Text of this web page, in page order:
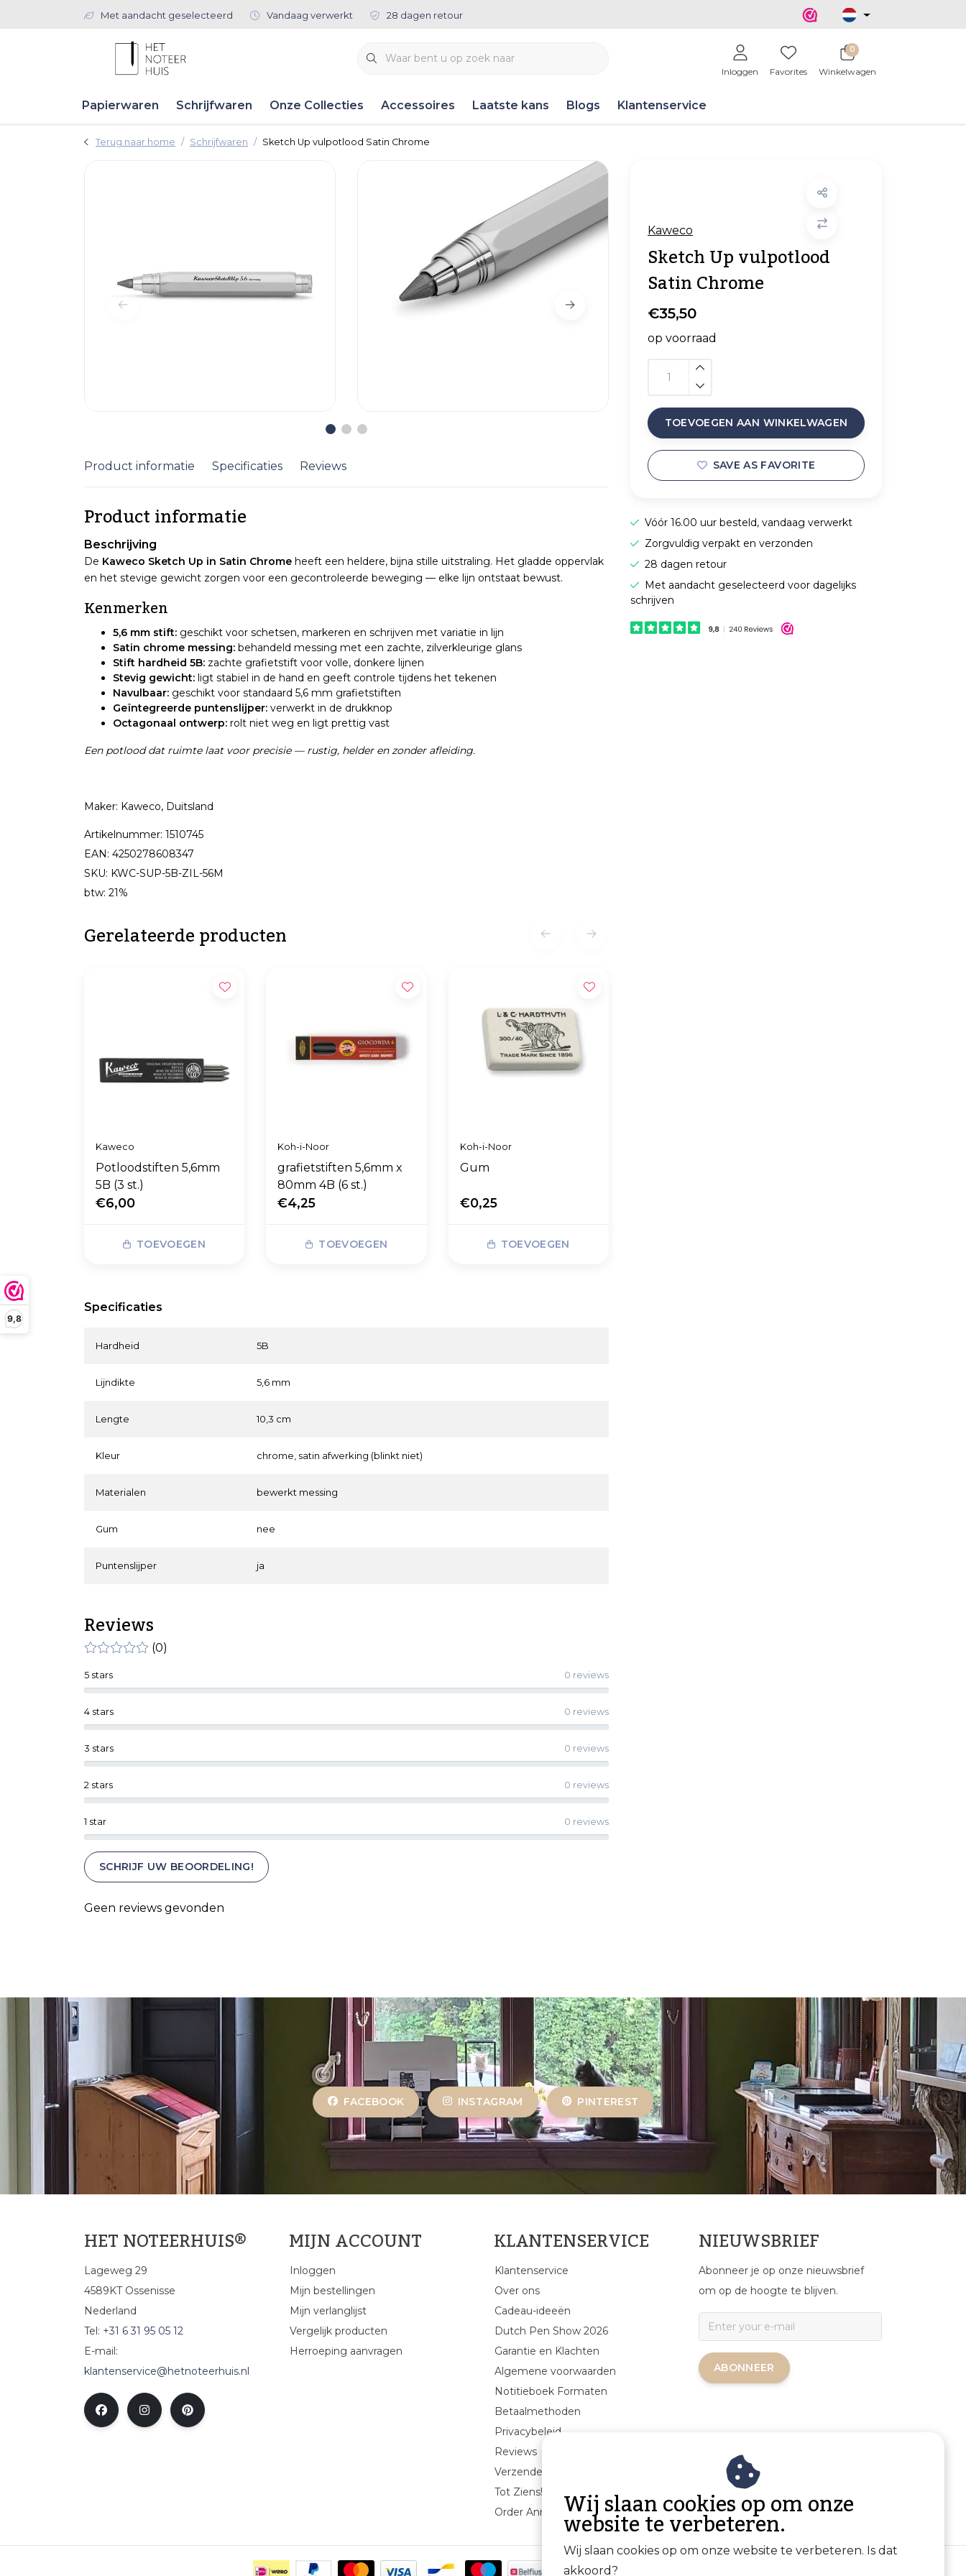
9,8
Met aandacht geselecteerd Vandaag verwerkt 28 dagen retour
Inloggen Favorites
0
Winkelwagen
Papierwaren Schrijfwaren Onze Collecties Accessoires Laatste kans Blogs Klantenservice
Terug naar home Schrijfwaren Sketch Up vulpotlood Satin Chrome
Kaweco
Sketch Up vulpotlood
Satin Chrome
€35,50
op voorraad
TOEVOEGEN AAN WINKELWAGEN
SAVE AS FAVORITE
Vóór 16.00 uur besteld, vandaag verwerkt
Zorgvuldig verpakt en verzonden
28 dagen retour
Met aandacht geselecteerd voor dagelijks
schrijven
Product informatie Specificaties Reviews
Product informatie
Beschrijving
De Kaweco Sketch Up in Satin Chrome heeft een heldere, bijna stille uitstraling. Het gladde oppervlak
en het stevige gewicht zorgen voor een gecontroleerde beweging — elke lijn ontstaat bewust.
Kenmerken
5,6 mm stift: geschikt voor schetsen, markeren en schrijven met variatie in lijn
Satin chrome messing: behandeld messing met een zachte, zilverkleurige glans
Stift hardheid 5B: zachte grafietstift voor volle, donkere lijnen
Stevig gewicht: ligt stabiel in de hand en geeft controle tijdens het tekenen
Navulbaar: geschikt voor standaard 5,6 mm grafietstiften
Geïntegreerde puntenslijper: verwerkt in de drukknop
Octagonaal ontwerp: rolt niet weg en ligt prettig vast
Een potlood dat ruimte laat voor precisie — rustig, helder en zonder afleiding.
Maker: Kaweco, Duitsland
Artikelnummer: 1510745
EAN: 4250278608347
SKU: KWC-SUP-5B-ZIL-56M
btw: 21%
Specificaties
Hardheid 5B
Lijndikte 5,6 mm
Lengte 10,3 cm
Kleur chrome, satin afwerking (blinkt niet)
Materialen bewerkt messing
Gum nee
Puntenslijper ja
Gerelateerde producten
Kaweco
Potloodstiften 5,6mm
5B (3 st.)
€6,00
TOEVOEGEN
Koh-i-Noor
grafietstiften 5,6mm x
80mm 4B (6 st.)
€4,25
TOEVOEGEN
Koh-i-Noor
Gum
€0,25
TOEVOEGEN
Reviews
(0)
1 star 0 reviews
2 stars 0 reviews
3 stars 0 reviews
4 stars 0 reviews
5 stars 0 reviews
SCHRIJF UW BEOORDELING!
Geen reviews gevonden
FACEBOOK INSTAGRAM PINTEREST
HET NOTEERHUIS®
Lageweg 29
4589KT Ossenisse
Nederland
Tel: +31 6 31 95 05 12
E-mail:
klantenservice@hetnoteerhuis.nl
MIJN ACCOUNT
Inloggen
Mijn bestellingen
Mijn verlanglijst
Vergelijk producten
Herroeping aanvragen
KLANTENSERVICE
Klantenservice
Over ons
Cadeau-ideeën
Dutch Pen Show 2026
Garantie en Klachten
Algemene voorwaarden
Notitieboek Formaten
Betaalmethoden
Privacybeleid
Reviews
Verzenden & retourneren
Tot Ziens!
Order Annuleren
NIEUWSBRIEF
Abonneer je op onze nieuwsbrief
om op de hoogte te blijven.
ABONNEER
Wij slaan cookies op om onze
website te verbeteren.
Wij slaan cookies op om onze website te verbeteren. Is dat
akkoord?